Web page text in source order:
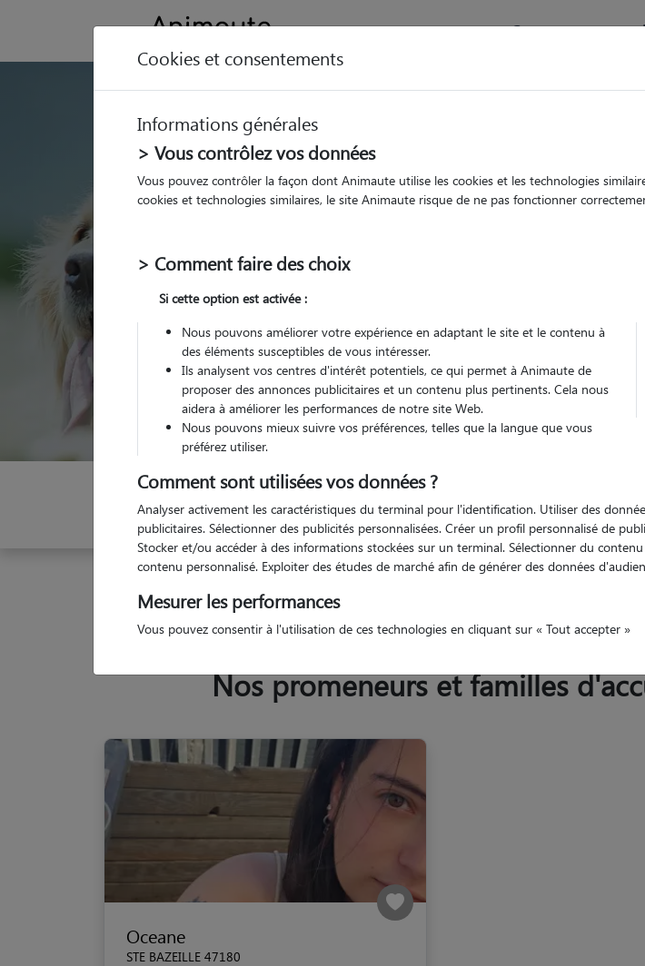
Comment ça
GARDE ANIMAUX à Sainte-Bazeille : Garde chien et
Trouvez une garde animaux à
Sainte-Bazeille
Bazeille
Indiquez vos dates
Nos promeneurs et familles
Oceane
STE BAZEILLE 47180
Cookies et consentements
Informations générales
> Vous contrôlez vos données
Vous pouvez contrôler la façon dont Animaute utilise les cookies et les technologies
cookies et technologies similaires, le site Animaute risque de ne pas fonctionner
> Comment faire des choix
Si cette option est activée :
Nous pouvons améliorer votre expérience en adaptant le site et le contenu à
des éléments susceptibles de vous intéresser.
Ils analysent vos centres d'intérêt potentiels, ce qui permet à Animaute de
proposer des annonces publicitaires et un contenu plus pertinents. Cela nous
aidera à améliorer les performances de notre site Web.
Nous pouvons mieux suivre vos préférences, telles que la langue que vous
préférez utiliser.
Comment sont utilisées vos données ?
Analyser activement les caractéristiques du terminal pour l'identification. Utiliser des
publicitaires. Sélectionner des publicités personnalisées. Créer un profil personnalisé de
Stocker et/ou accéder à des informations stockées sur un terminal. Sélectionner du
contenu personnalisé. Exploiter des études de marché afin de générer des données
Mesurer les performances
Vous pouvez consentir à l'utilisation de ces technologies en cliquant sur « Tout accepter »